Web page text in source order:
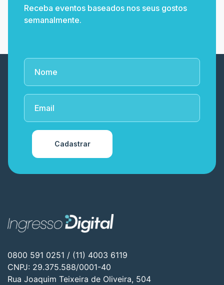
Receba eventos baseados nos seus gostos
semanalmente.
Cadastrar
0800 591 0251 / (11) 4003 6119
CNPJ: 29.375.588/0001-40
Rua Joaquim Teixeira de Oliveira, 504